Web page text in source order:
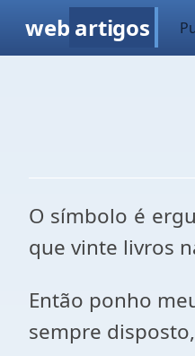
web artigos
O símbolo é
que vinte livros
Então ponho
sempre